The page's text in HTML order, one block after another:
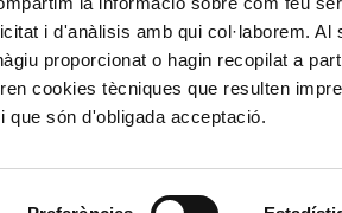
i d'anàlisis amb qui col·laborem. Al
proporcionat o hagin recopilat a
cookies tècniques que resulten
que són d'obligada acceptació.
963 939 500
900 859 573*